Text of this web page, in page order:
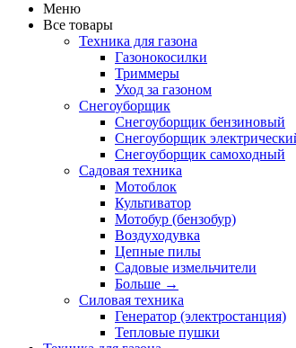
Меню
Все товары
Техника для газона
Газонокосилки
Триммеры
Уход за газоном
Снегоуборщик
Снегоуборщик бензиновый
Снегоуборщик
Снегоуборщик самоходный
Садовая техника
Мотоблок
Культиватор
Мотобур (бензобур)
Воздуходувка
Цепные пилы
Садовые измельчители
Больше →
Силовая техника
Генератор (электростанция)
Тепловые пушки